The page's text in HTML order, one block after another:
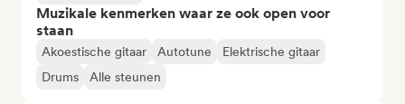
Muzikale kenmerken waar ze ook open voor
staan
Akoestische gitaar Autotune
Elektrische gitaar
Drums
Alle steunen